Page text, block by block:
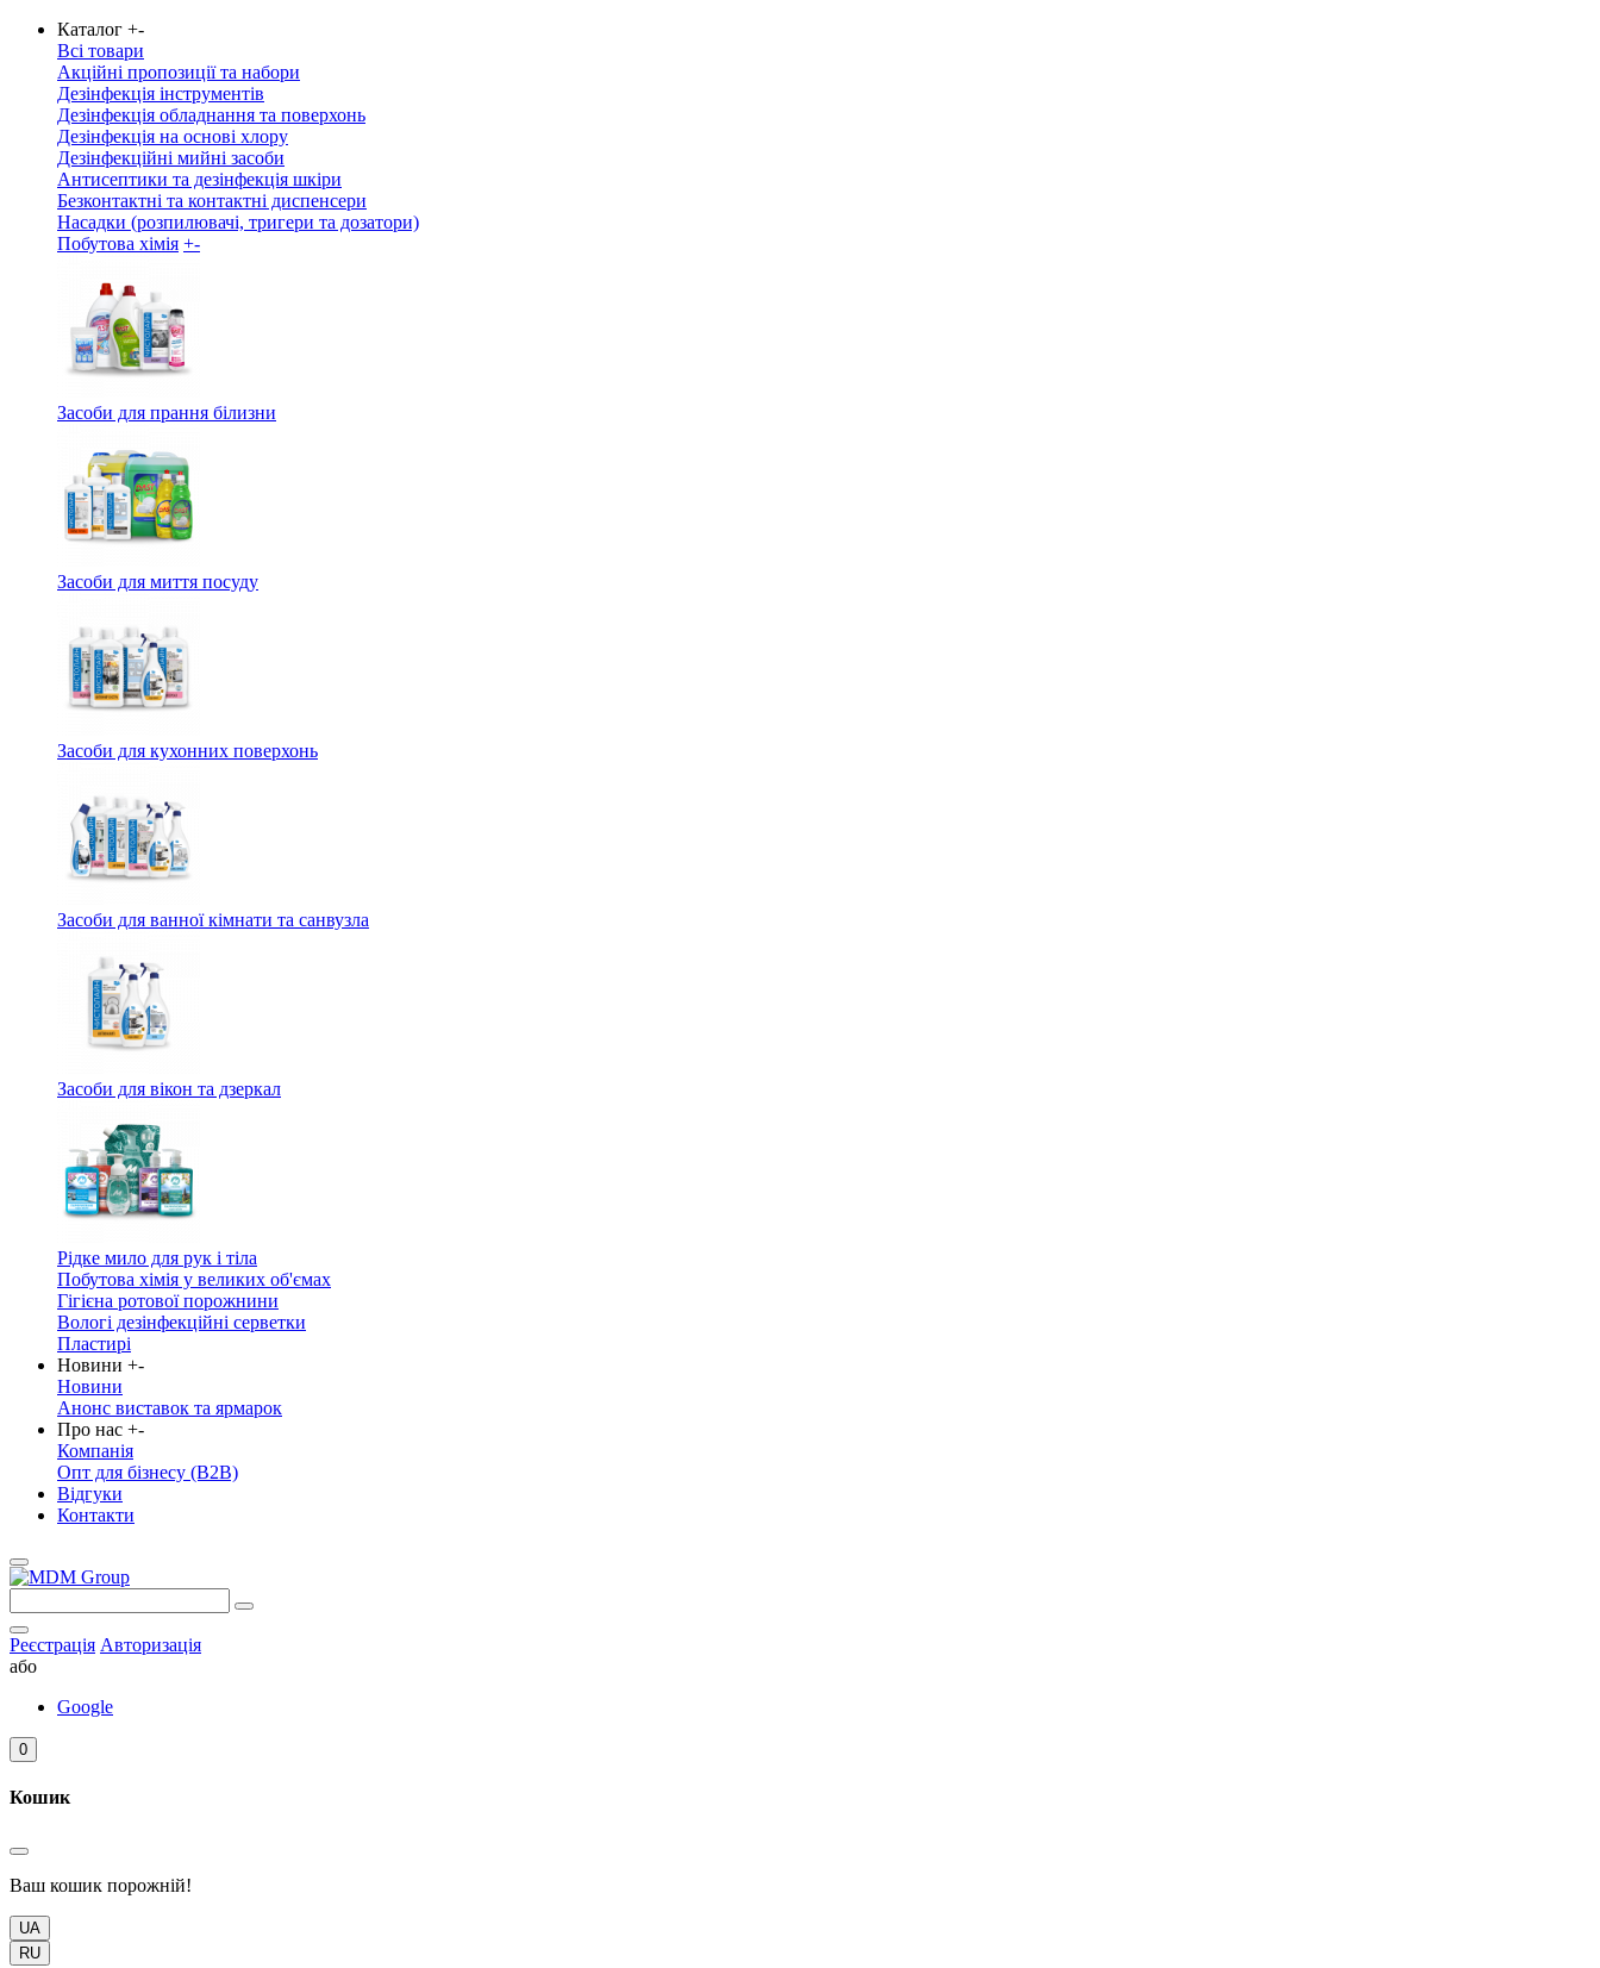
Каталог +-
Всі товари
Акційні пропозиції та набори
Дезінфекція інструментів
Дезінфекція обладнання та поверхонь
Дезінфекція на основі хлору
Дезінфекційні мийні засоби
Антисептики та дезінфекція шкіри
Безконтактні та контактні диспенсери
Насадки (розпилювачі, тригери та дозатори)
Побутова хімія +-
Засоби для прання білизни
Засоби для миття посуду
Засоби для кухонних поверхонь
Засоби для ванної кімнати та санвузла
Засоби для вікон та дзеркал
Рідке мило для рук і тіла
Побутова хімія у великих об'ємах
Гігієна ротової порожнини
Вологі дезінфекційні серветки
Пластирі
Новини +-
Новини
Анонс виставок та ярмарок
Про нас +-
Компанія
Опт для бізнесу (B2B)
Відгуки
Контакти
Реєстрація Авторизація
або
Google
0
Кошик
Ваш кошик порожній!
UA
RU